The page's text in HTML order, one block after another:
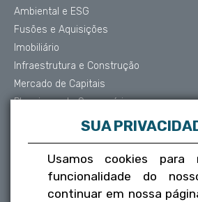
Ambiental e ESG
Fusões e Aquisições
Imobiliário
Infraestrutura e Construção
Mercado de Capitais
Planejamento Sucessório
Contencioso e Arbitragem
Societário
Trabalhista
Tributário
SUA
Usamos cookies para
funcionalidade do
continuar em nossa